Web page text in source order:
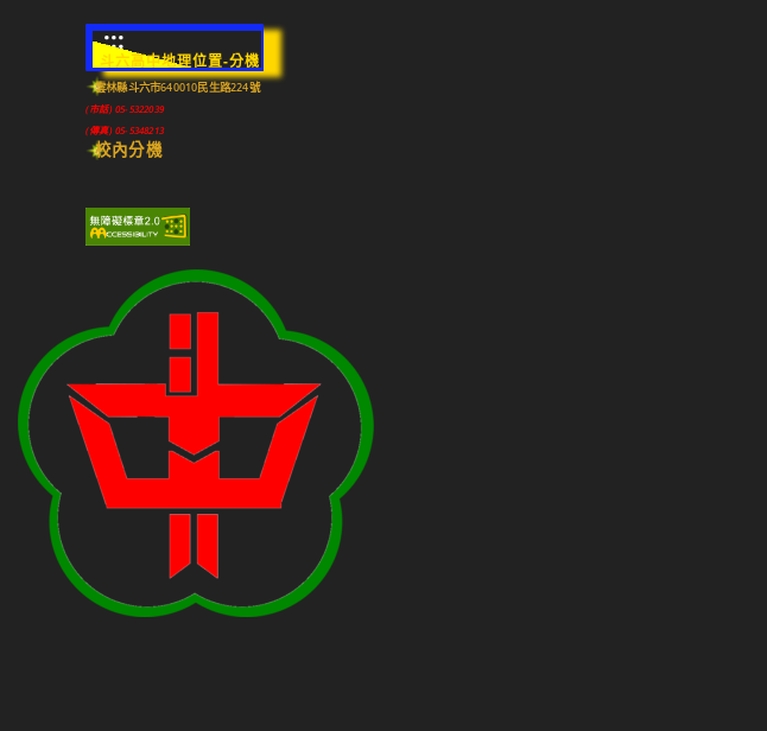
:::
斗六高中地理位置-分機
雲林縣斗六市640010民生路224號
(市話) 05-5322039
(傳真) 05-5348213
校內分機